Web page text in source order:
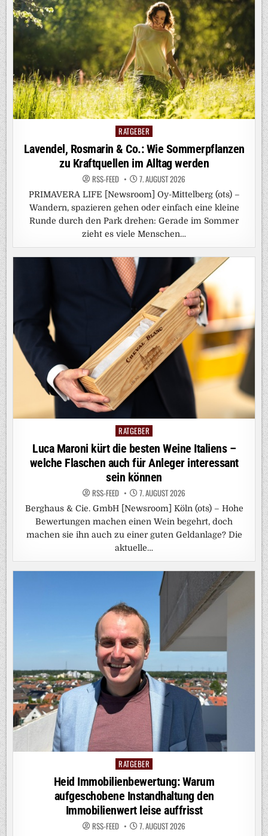
Posted
in
RATGEBER
Lavendel, Rosmarin & Co.: Wie Sommerpflanzen
zu Kraftquellen im Alltag werden
RSS-FEED 7. AUGUST 2026
PRIMAVERA LIFE [Newsroom] Oy-Mittelberg (ots) –
Wandern, spazieren gehen oder einfach eine kleine
Runde durch den Park drehen: Gerade im Sommer
zieht es viele Menschen…
Posted
in
RATGEBER
Luca Maroni kürt die besten Weine Italiens –
welche Flaschen auch für Anleger interessant
sein können
RSS-FEED 7. AUGUST 2026
Berghaus & Cie. GmbH [Newsroom] Köln (ots) – Hohe
Bewertungen machen einen Wein begehrt, doch
machen sie ihn auch zu einer guten Geldanlage? Die
aktuelle…
Posted
in
RATGEBER
Heid Immobilienbewertung: Warum
aufgeschobene Instandhaltung den
Immobilienwert leise auffrisst
RSS-FEED 7. AUGUST 2026